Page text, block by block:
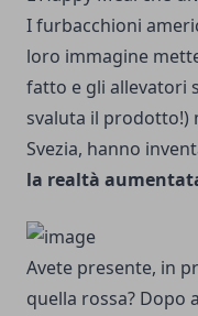
I furbacchioni
loro immagine
fatto e gli allevatori
svaluta il prodotto!)
Svezia, hanno
la realtà
Avete presente, in
quella rossa? Dopo